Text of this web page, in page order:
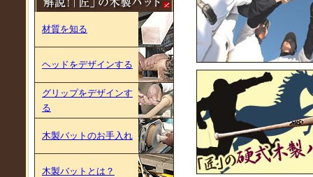
材質を知る
ヘッドをデザインする
グリップをデザインす
る
木製バットのお手入れ
木製バットとは？